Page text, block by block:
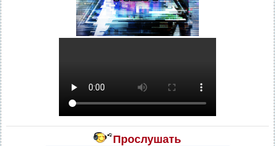
Прослушать